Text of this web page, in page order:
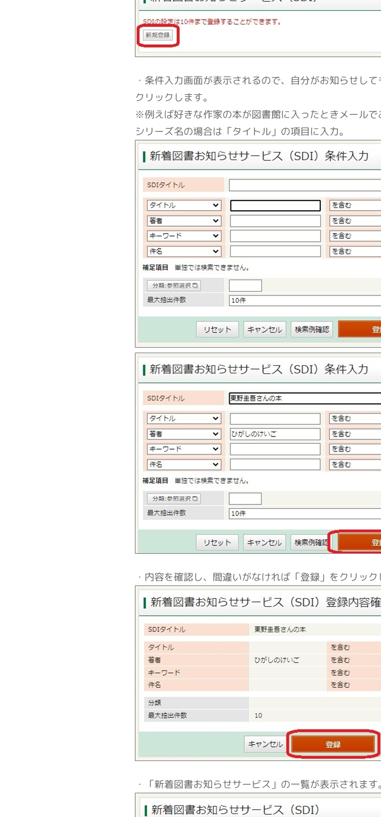
・条件入力画面が表示されるので、自分がお知らせし
クリックします。
※例えば好きな作家の本が図書館に入ったときメール
シリーズ名の場合は「タイトル」の項目に入力。
・内容を確認し、間違いがなければ「登録」をクリック
・「新着図書お知らせサービス」の一覧が表示されます